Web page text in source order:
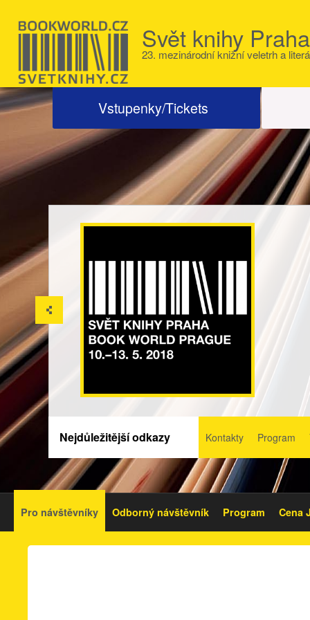
Svět knihy
23. mezinárodní knižní veletrh a
Vstupenky/Tickets
Nejdůležitější odkazy Kontakty Program
Pro návštěvníky Odborný návštěvník Program Cena